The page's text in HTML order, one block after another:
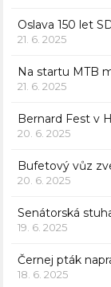
Oslava 150 let
21. 6. 2025
Na startu MTB
21. 6. 2025
Bernard Fest v
20. 6. 2025
Bufetový vůz
20. 6. 2025
Senátorská
19. 6. 2025
Černej pták
18. 6. 2025